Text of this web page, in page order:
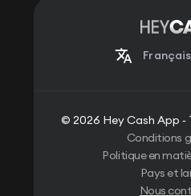
Français
© 2026 Hey Cash App ‐
Conditions
Politique en
Pays et
Nous